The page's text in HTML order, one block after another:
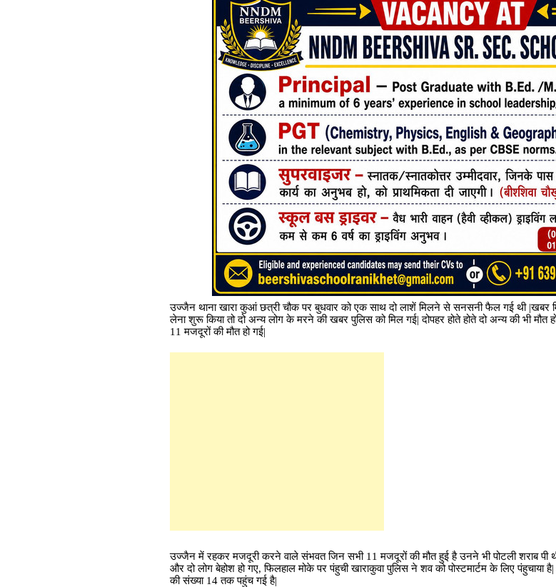
उज्जैन थाना खारा कुआं छत्री चौक पर बुधवार को एक साथ दो लाशें मिलने से सनसनी फैल गई थी |खबर
लेना शुरू किया तो दो अन्य लोग के मरने की खबर पुलिस को मिल गई| दोपहर होते होते दो अन्य की भी मौत
11 मजदूरों की मौत हो गई|
उज्जैन में रहकर मजदूरी करने वाले संभवत जिन सभी 11 मजदूरों की मौत हुई है उनने भी पोटली शराब पी
और दो लोग बेहोश हो गए, फिलहाल मोके पर पंहुची खाराकुवा पुलिस ने शव को पोस्टमार्टम के लिए
की संख्या 14 तक पहुंच गई है|